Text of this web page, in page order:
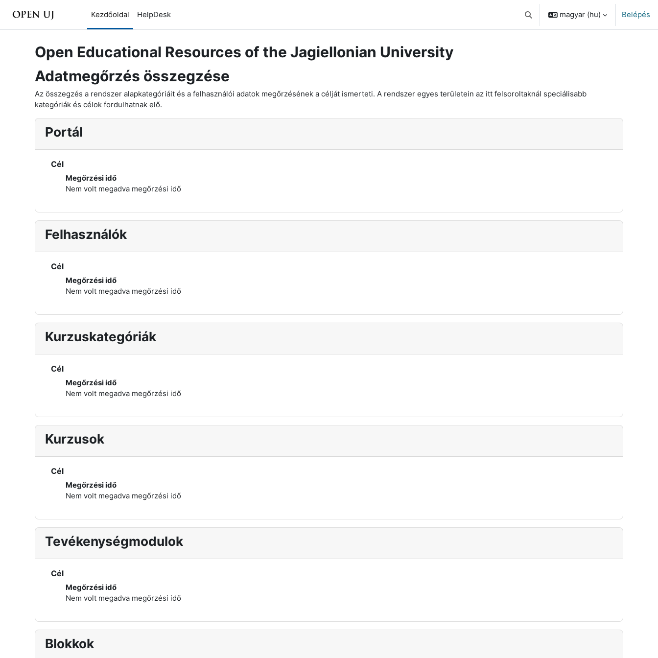
Kezdőoldal
HelpDesk Keresési bemeneti adatok váltása
magyar ‎(hu)‎ Belépés
Open Educational Resources of the Jagiellonian University
Adatmegőrzés összegzése
Az összegzés a rendszer alapkategóriáit és a felhasználói adatok megőrzésének a célját ismerteti. A rendszer egyes területein az itt felsoroltaknál speciálisabb
kategóriák és célok fordulhatnak elő.
Portál
Cél
Megőrzési idő
Nem volt megadva megőrzési idő
Felhasználók
Cél
Megőrzési idő
Nem volt megadva megőrzési idő
Kurzuskategóriák
Cél
Megőrzési idő
Nem volt megadva megőrzési idő
Kurzusok
Cél
Megőrzési idő
Nem volt megadva megőrzési idő
Tevékenységmodulok
Cél
Megőrzési idő
Nem volt megadva megőrzési idő
Blokkok